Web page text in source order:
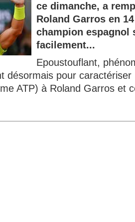
ce dimanche, a
Roland Garros en
champion espagnol
facilement...
Epoustouflant,
désormais pour
ATP) à Roland Garros et